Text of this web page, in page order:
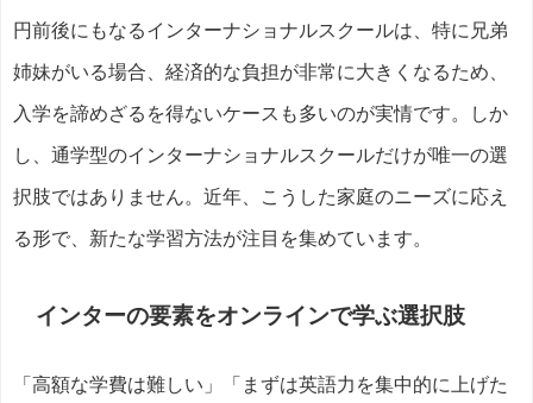
円前後にもなるインターナショナルスクールは、特に兄弟
姉妹がいる場合、経済的な負担が非常に大きくなるため、
入学を諦めざるを得ないケースも多いのが実情です。しか
し、通学型のインターナショナルスクールだけが唯一の選
択肢ではありません。近年、こうした家庭のニーズに応え
る形で、新たな学習方法が注目を集めています。
インターの要素をオンラインで学ぶ選択肢
「高額な学費は難しい」「まずは英語力を集中的に上げた